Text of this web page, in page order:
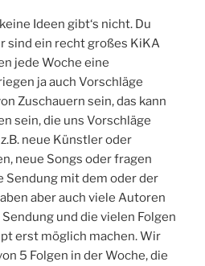
Ideen gibt‘s nicht. Du
sind ein recht großes KiKA
jede Woche eine
ja auch Vorschläge
Zuschauern sein, das kann
sein, die uns Vorschläge
neue Künstler oder
neue Songs oder fragen
Sendung mit dem oder der
aber auch viele Autoren
und die vielen Folgen
erst möglich machen. Wir
5 Folgen in der Woche, die